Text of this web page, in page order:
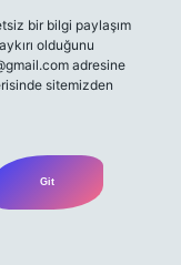
bir bilgi paylaşım
olduğunu
adresine
sitemizden